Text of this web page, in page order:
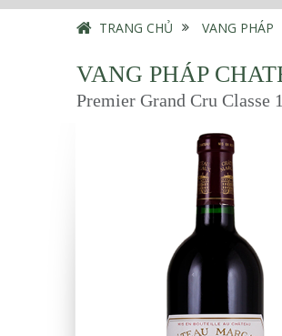
TRANG CHỦ › VANG PHÁP
VANG PHÁP
Premier Grand Cru Classe